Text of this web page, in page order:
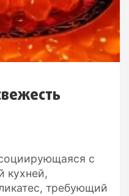
с
кухней,
требующий